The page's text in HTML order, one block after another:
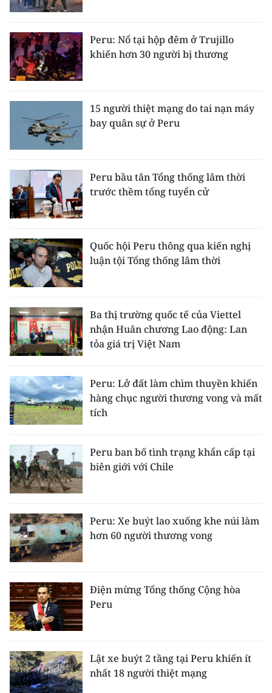
MÔI TRƯỜNG
BẠN ĐỌC
KIỂM CHỨNG THÔNG TIN
54 DÂN TỘC VIỆT NAM
CHƯƠNG TRÌNH OCOP - MỖI XÃ
MỘT SẢN PHẨM
RADIO
MEDIA CENTER
E-Magazine
Video
Media Chính trị
Media Kinh tế
Media Xã hội
Media Pháp luật
Media Du lịch
Media Thế giới
Media Giáo dục
Media Y tế
Media Khoa học - Công nghệ
Media Môi trường
Infographic
Peru: Nổ tại hộp đêm ở Trujillo
khiến hơn 30 người bị thương
15 người thiệt mạng do tai nạn máy
bay quân sự ở Peru
Peru bầu tân Tổng thống lâm thời
trước thềm tổng tuyển cử
Quốc hội Peru thông qua kiến nghị
luận tội Tổng thống lâm thời
Ba thị trường quốc tế của Viettel
nhận Huân chương Lao động: Lan
tỏa giá trị Việt Nam
Peru: Lở đất làm chìm thuyền khiến
hàng chục người thương vong và mất
tích
Peru ban bố tình trạng khẩn cấp tại
biên giới với Chile
Peru: Xe buýt lao xuống khe núi làm
hơn 60 người thương vong
Điện mừng Tổng thống Cộng hòa
Peru
Lật xe buýt 2 tầng tại Peru khiến ít
nhất 18 người thiệt mạng